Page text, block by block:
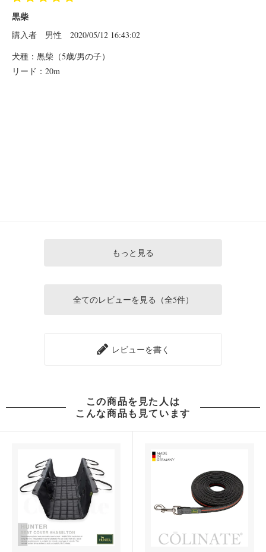
黒柴
購入者 男性
2020/05/12 16:43:02
犬種：黒柴（5歳/男の子）
リード：20m
もっと見る
全てのレビューを見る（全5件）
レビューを書く
この商品を見た人は
こんな商品も見ています